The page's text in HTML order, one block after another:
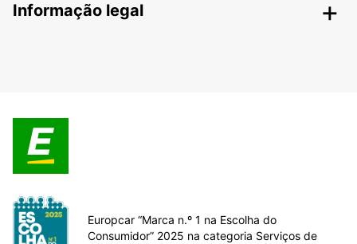
Informação legal
Europcar “Marca n.º 1 na Escolha do
Consumidor” 2025 na categoria Serviços de